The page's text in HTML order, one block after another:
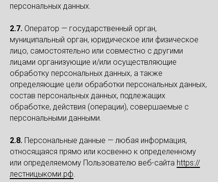
персональных данных.
2.7. Оператор — государственный орган,
муниципальный орган, юридическое или физическое
лицо, самостоятельно или совместно с другими
лицами организующие и/или осуществляющие
обработку персональных данных, а также
определяющие цели обработки персональных данных,
состав персональных данных, подлежащих
обработке, действия (операции), совершаемые с
персональными данными.
2.8. Персональные данные — любая информация,
относящаяся прямо или косвенно к определенному
или определяемому Пользователю веб-сайта https://
лестницыкоми.рф.